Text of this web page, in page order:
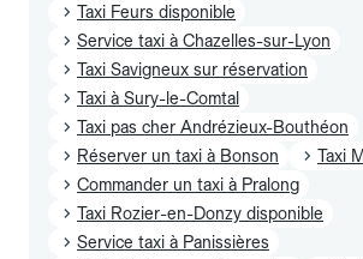
Taxi Feurs disponible
Service taxi à Chazelles-sur-Lyon
Taxi Savigneux sur réservation
Taxi à Sury-le-Comtal
Taxi pas cher Andrézieux-Bouthéon
Réserver un taxi à Bonson
Taxi
Commander un taxi à Pralong
Taxi Rozier-en-Donzy disponible
Service taxi à Panissières